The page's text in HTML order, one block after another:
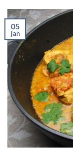
05
jan